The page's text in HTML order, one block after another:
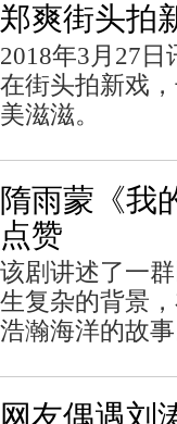
郑爽街头拍
2018年3月27
在街头拍新戏
美滋滋。
隋雨蒙《我
点赞
该剧讲述了一
生复杂的背景
浩瀚海洋的故事
网友偶遇刘